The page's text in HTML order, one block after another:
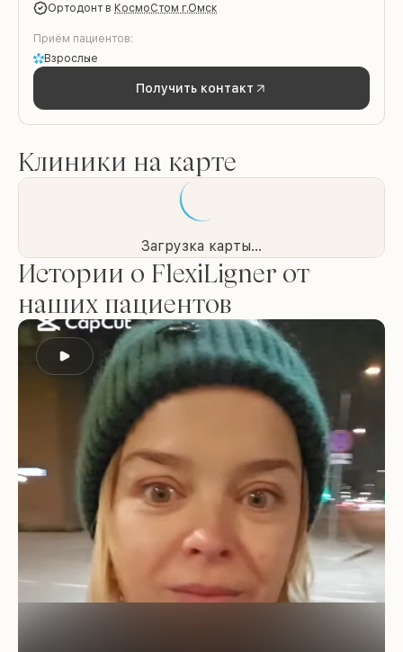
ортодонт в КосмоСтом г.Омск
Приём пациентов:
Взрослые
Получить контакт
Клиники на карте
Загрузка карты...
Истории о FlexiLigner от
наших пациентов